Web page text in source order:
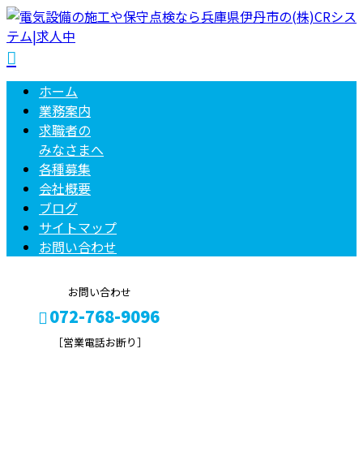
ホーム
業務案内
求職者の
みなさまへ
各種募集
会社概要
ブログ
サイトマップ
お問い合わせ
お問い合わせ
072-768-9096
［営業電話お断り］